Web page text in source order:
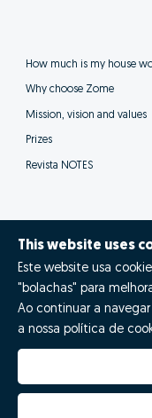
How much is my house
Why choose Zome
Mission, vision and values
Prizes
Revista NOTES
This website uses
Este website usa
"bolachas" para
Ao continuar a
a nossa política de